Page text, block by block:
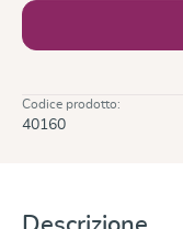
Codice prodotto:
40160